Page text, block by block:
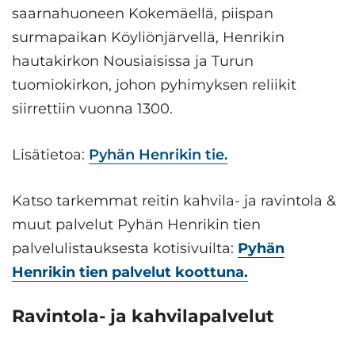
saarnahuoneen Kokemäellä, piispan
surmapaikan Köyliönjärvellä, Henrikin
hautakirkon Nousiaisissa ja Turun
tuomiokirkon, johon pyhimyksen reliikit
siirrettiin vuonna 1300.
Lisätietoa: Pyhän Henrikin tie.
Katso tarkemmat reitin kahvila- ja ravintola &
muut palvelut Pyhän Henrikin tien
palvelulistauksesta kotisivuilta: Pyhän
Henrikin tien palvelut koottuna.
Ravintola- ja kahvilapalvelut